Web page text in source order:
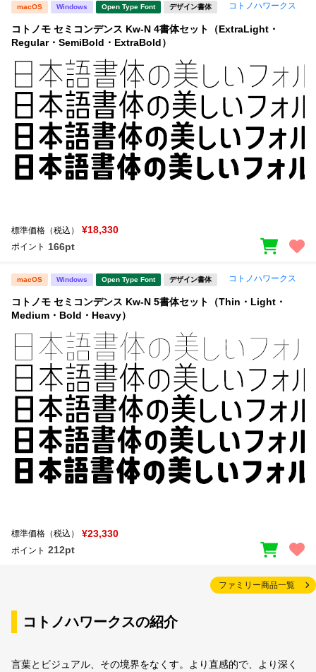
macOS Windows Open Type Font デザイン書体 コトノハワークス
コトノモ セミコンデンス Kw-N 4書体セット（ExtraLight・
Regular・SemiBold・ExtraBold）
標準価格（税込） ¥18,330
ポイント 166pt
macOS Windows Open Type Font デザイン書体 コトノハワークス
コトノモ セミコンデンス Kw-N 5書体セット（Thin・Light・
Medium・Bold・Heavy）
標準価格（税込） ¥23,330
ポイント 212pt
ファミリー商品一覧
コトノハワークスの紹介
言葉とビジュアル、その境界をなくす。より直感的で、より深く